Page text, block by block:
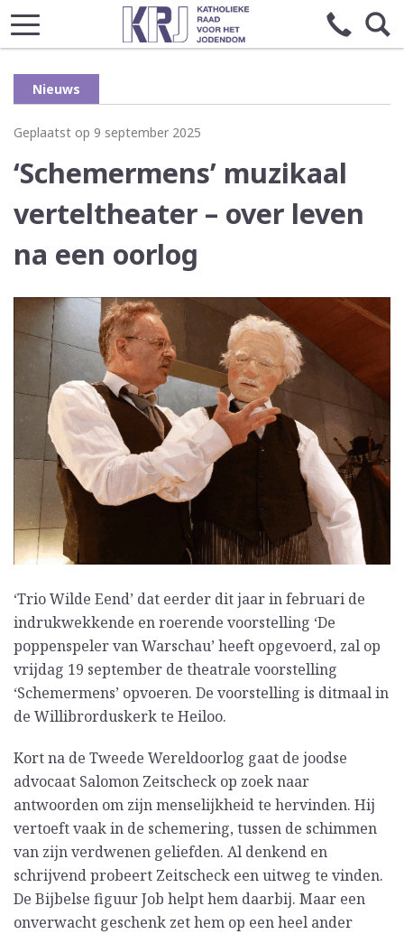
Nieuws
Geplaatst op 9 september 2025
‘Schemermens’ muzikaal
verteltheater – over leven
na een oorlog
‘Trio Wilde Eend’ dat eerder dit jaar in februari de
indrukwekkende en roerende voorstelling ‘De
poppenspeler van Warschau’ heeft opgevoerd, zal op
vrijdag 19 september de theatrale voorstelling
‘Schemermens’ opvoeren. De voorstelling is ditmaal in
de Willibrorduskerk te Heiloo.
Kort na de Tweede Wereldoorlog gaat de joodse
advocaat Salomon Zeitscheck op zoek naar
antwoorden om zijn menselijkheid te hervinden. Hij
vertoeft vaak in de schemering, tussen de schimmen
van zijn verdwenen geliefden. Al denkend en
schrijvend probeert Zeitscheck een uitweg te vinden.
De Bijbelse figuur Job helpt hem daarbij. Maar een
onverwacht geschenk zet hem op een heel ander